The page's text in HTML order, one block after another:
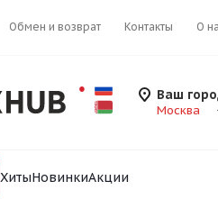
Обмен и возврат Контакты О
Ваш
Москва
ХитыНовинкиАкции